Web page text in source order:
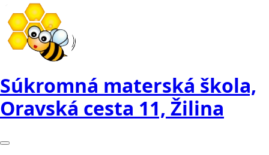
Súkromná materská škola,
Oravská cesta 11, Žilina